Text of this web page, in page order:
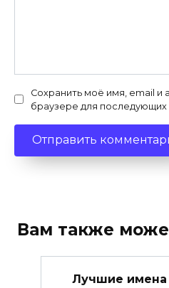
Сохранить моё имя, email и
браузере для
Вам также
Лучшие